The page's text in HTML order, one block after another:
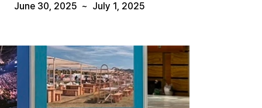
June 30, 2025 ~ July 1, 2025